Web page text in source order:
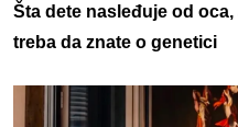
Šta dete nasleđuje od
treba da znate o genetici